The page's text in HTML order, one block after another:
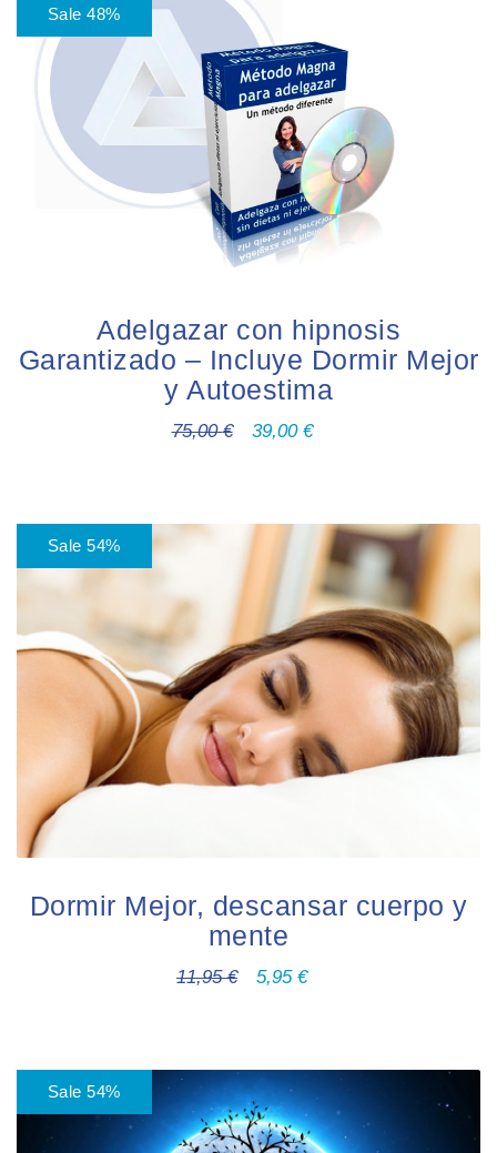
Sale 48%
Adelgazar con hipnosis
Garantizado – Incluye Dormir Mejor
y Autoestima
75,00€ 39,00 €
Sale 54%
Dormir Mejor, descansar cuerpo y
mente
11,95€ 5,95 €
Sale 54%